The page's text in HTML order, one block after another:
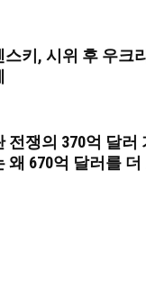
스키, 시위 후 우크
전쟁의 370억 달러
왜 670억 달러를